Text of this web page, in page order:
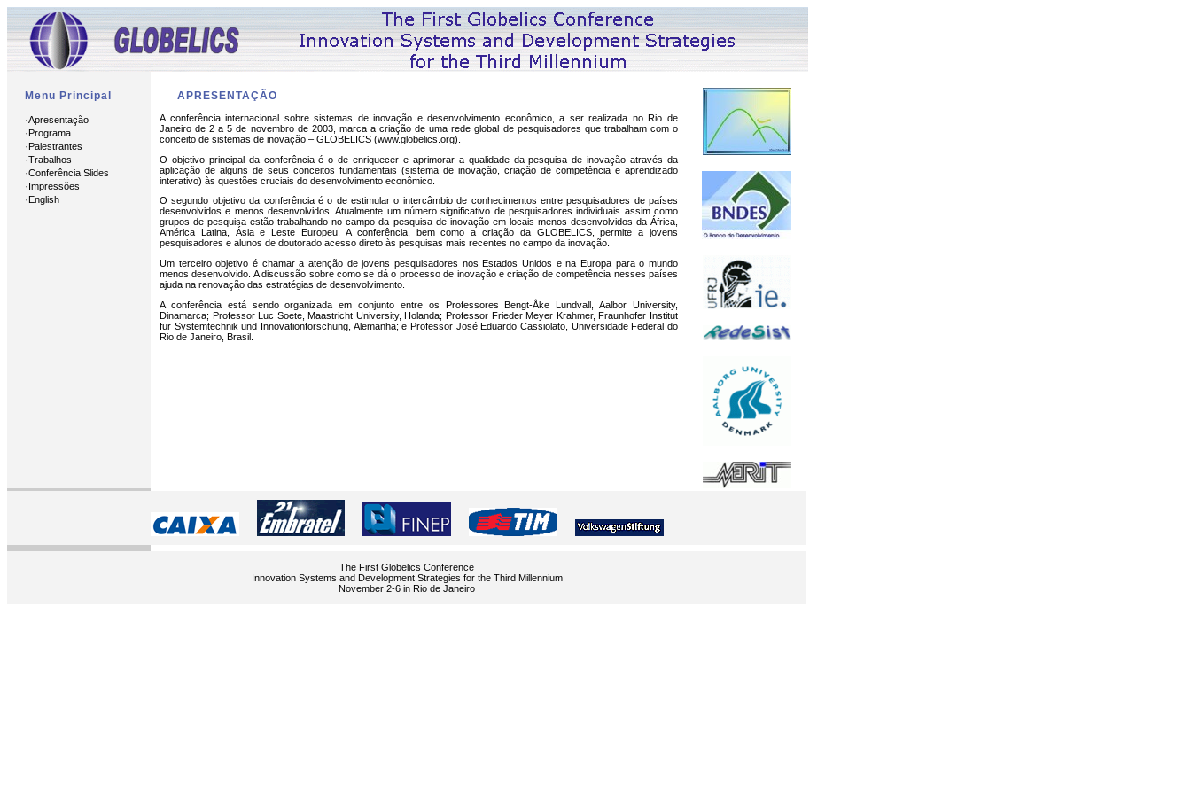
Menu Principal
·Apresentação
·Programa
·Palestrantes
·Trabalhos
·Conferência Slides
·Impressões
·English
APRESENTAÇÃO
A conferência internacional sobre sistemas de inovação e desenvolvimento econômico, a ser realizada no Rio de
Janeiro de 2 a 5 de novembro de 2003, marca a criação de uma rede global de pesquisadores que trabalham com o
conceito de sistemas de inovação – GLOBELICS (www.globelics.org).
O objetivo principal da conferência é o de enriquecer e aprimorar a qualidade da pesquisa de inovação através da
aplicação de alguns de seus conceitos fundamentais (sistema de inovação, criação de competência e aprendizado
interativo) às questões cruciais do desenvolvimento econômico.
O segundo objetivo da conferência é o de estimular o intercâmbio de conhecimentos entre pesquisadores de países
desenvolvidos e menos desenvolvidos. Atualmente um número significativo de pesquisadores individuais assim como
grupos de pesquisa estão trabalhando no campo da pesquisa de inovação em locais menos desenvolvidos da África,
América Latina, Ásia e Leste Europeu. A conferência, bem como a criação da GLOBELICS, permite a jovens
pesquisadores e alunos de doutorado acesso direto às pesquisas mais recentes no campo da inovação.
Um terceiro objetivo é chamar a atenção de jovens pesquisadores nos Estados Unidos e na Europa para o mundo
menos desenvolvido. A discussão sobre como se dá o processo de inovação e criação de competência nesses países
ajuda na renovação das estratégias de desenvolvimento.
A conferência está sendo organizada em conjunto entre os Professores Bengt-Åke Lundvall, Aalbor University,
Dinamarca; Professor Luc Soete, Maastricht University, Holanda; Professor Frieder Meyer Krahmer, Fraunhofer Institut
für Systemtechnik und Innovationforschung, Alemanha; e Professor José Eduardo Cassiolato, Universidade Federal do
Rio de Janeiro, Brasil.
The First Globelics Conference
Innovation Systems and Development Strategies for the Third Millennium
November 2-6 in Rio de Janeiro